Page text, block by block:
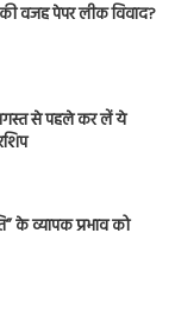
वजह पेपर लीक विवाद?
अगस्त से पहले कर लें ये
के व्यापक प्रभाव को